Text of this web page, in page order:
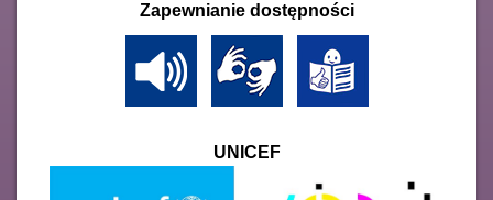
Zapewnianie dostępności
UNICEF